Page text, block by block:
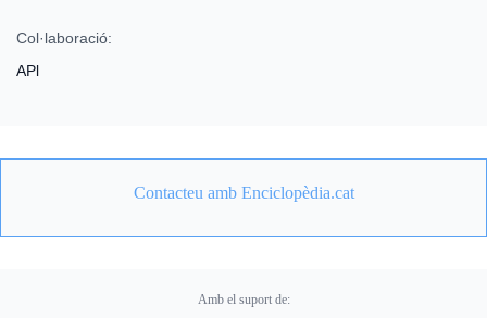
Col·laboració:
APl
Contacteu amb Enciclopèdia.cat
Amb el suport de: